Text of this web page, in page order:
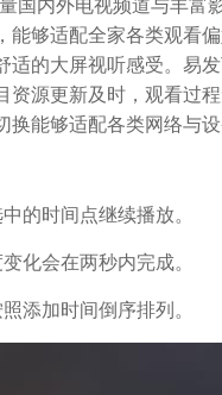
国内外电视频道与丰富
够适配全家各类观看
的大屏视听感受。易
源更新及时，观看过
能够适配各类网络与设
的时间点继续播放。
化会在两秒内完成。
添加时间倒序排列。